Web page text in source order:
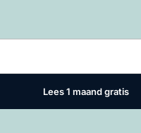
Lees 1 maand gratis